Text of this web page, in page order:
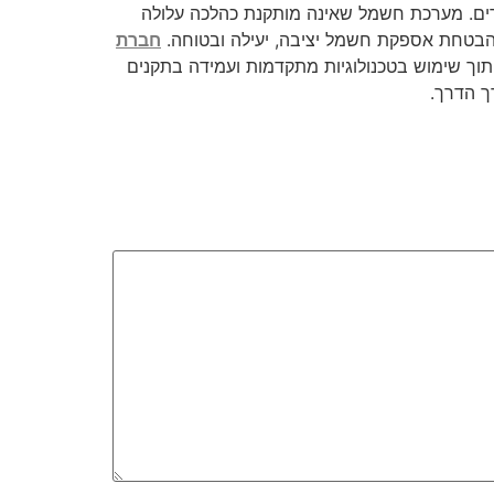
מערכת חשמל שאינה מותקנת כהלכה עלולה
אספקת חשמל יציבה, יעילה ובטוחה. חברת
שימוש בטכנולוגיות מתקדמות ועמידה בתקנים
הדרך.